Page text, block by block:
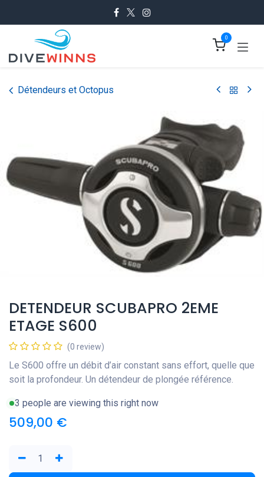
0
Détendeurs et Octopus
DETENDEUR SCUBAPRO 2EME
ETAGE S600
(0 review)
Le S600 offre un débit d’air constant sans effort, quelle que
soit la profondeur. Un détendeur de plongée référence.
3 people are viewing this right now
509,00 €